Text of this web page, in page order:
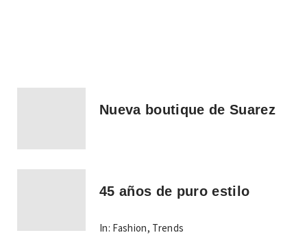
Nueva boutique de Suarez
45 años de puro estilo
In: Fashion, Trends